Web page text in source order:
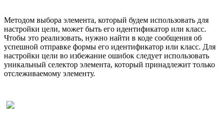
Методом выбора элемента, который будем использовать для
настройки цели, может быть его идентификатор или класс.
Чтобы это реализовать, нужно найти в коде сообщения об
успешной отправке формы его идентификатор или класс. Для
настройки цели во избежание ошибок следует использовать
уникальный селектор элемента, который принадлежит только
отслеживаемому элементу.